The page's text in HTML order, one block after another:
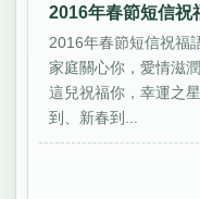
2016年春節短信祝
2016年春節短信祝福
家庭關心你，愛情滋
這兒祝福你，幸運之
到、新春到...